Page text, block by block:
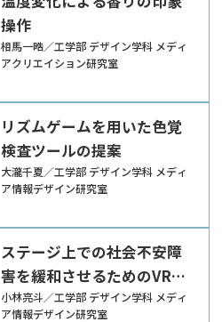
操作
相馬一晧／工学部 デザイン学科 メディ
アクリエイション研究室
リズムゲームを用いた色覚
検査ツールの提案
大瀧千夏／工学部 デザイン学科 メディ
ア情報デザイン研究室
ステージ上での社会不安障
害を緩和させるためのVRツ
ールの提案
小林亮斗／工学部 デザイン学科 メディ
ア情報デザイン研究室